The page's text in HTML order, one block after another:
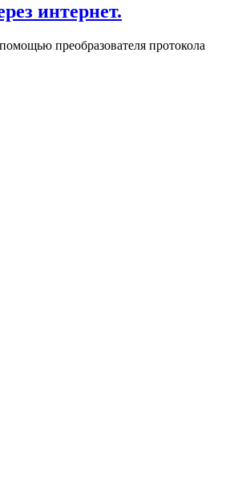
интернет.
преобразователя протокола